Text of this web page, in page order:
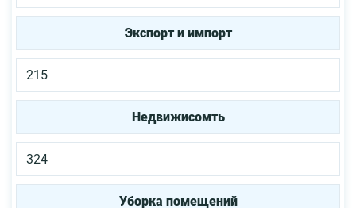
Экспорт и импорт
215
Недвижисомть
324
Уборка помещений